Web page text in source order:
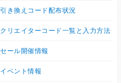
引き換えコード配布状況
クリエイターコード一覧と入力方法
セール開催情報
イベント情報